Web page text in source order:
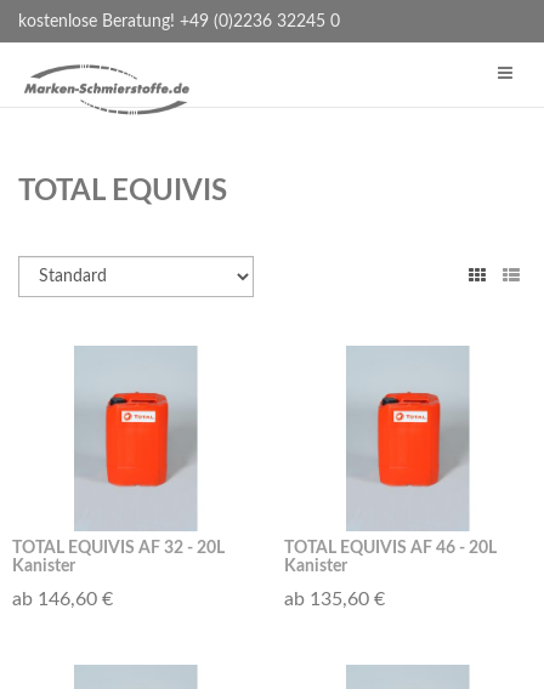
kostenlose Beratung! +49 (0)2236 32245 0
TOTAL EQUIVIS
TOTAL EQUIVIS AF 32 - 20L
Kanister
ab 146,60 €
TOTAL EQUIVIS AF 46 - 20L
Kanister
ab 135,60 €